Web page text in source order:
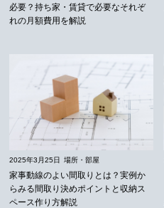
必要？持ち家・賃貸で必要なそれぞ
れの月額費用を解説
2025年3月25日 場所・部屋
家事動線のよい間取りとは？実例か
らみる間取り決めポイントと収納ス
ペース作り方解説